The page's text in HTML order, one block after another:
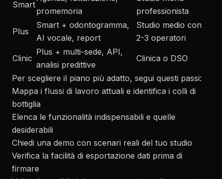
Smart
promemoria
professionista
Plus
Smart + odontogramma,
AI vocale, report
Studio medio con
2-3 operatori
Clinic
Plus + multi-sede, API,
analisi predittive
Clinica o DSO
Per scegliere il piano più adatto, segui questi passi:
Mappa i flussi di lavoro attuali e identifica i colli di
bottiglia
Elenca le funzionalità indispensabili e quelle
desiderabili
Chiedi una demo con scenari reali del tuo studio
Verifica la facilità di esportazione dati prima di
firmare